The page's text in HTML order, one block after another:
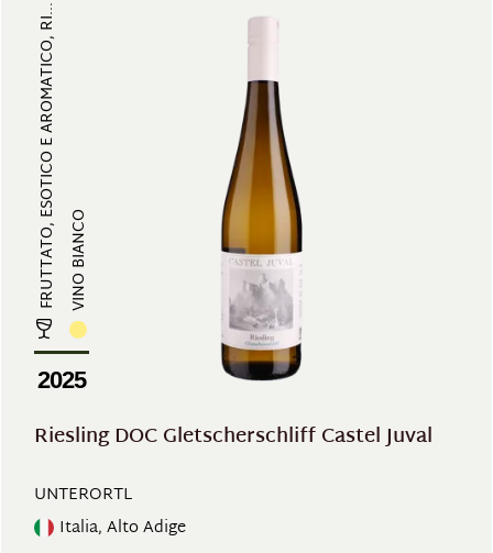
FRUTTATO, ESOTICO E AROMATICO, RI...VINO BIANCO
2025
Riesling DOC Gletscherschliff Castel Juval
UNTERORTL
Italia, Alto Adige